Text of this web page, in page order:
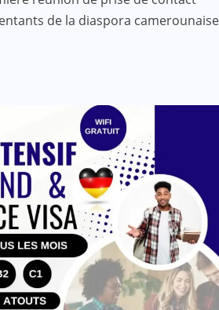
de la diaspora camerounaise